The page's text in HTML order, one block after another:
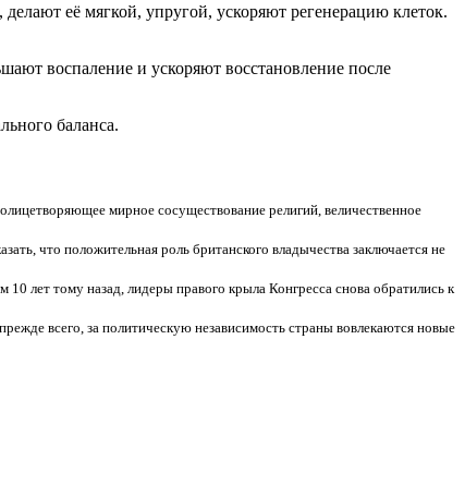
её мягкой, упругой, ускоряют регенерацию клеток.
воспаление и ускоряют восстановление после
баланса.
мирное сосуществование религий, величественное
что положительная роль британского владычества заключается не
лет тому назад, лидеры правого крыла Конгресса снова обратились к
всего, за политическую независимость страны вовлекаются новые